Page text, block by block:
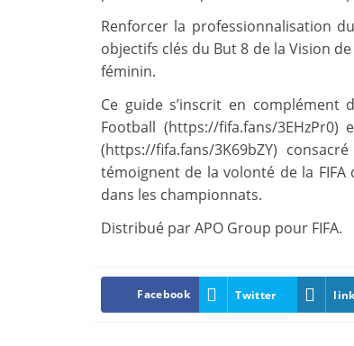
Renforcer la professionnalisation
objectifs clés du But 8 de la Vision
féminin.
Ce guide s’inscrit en complément
Football (https://fifa.fans/
(https://fifa.fans/3K69bZY)
témoignent de la volonté de la
dans les championnats.
Distribué par APO Group pour FIFA.
Facebook Twitter